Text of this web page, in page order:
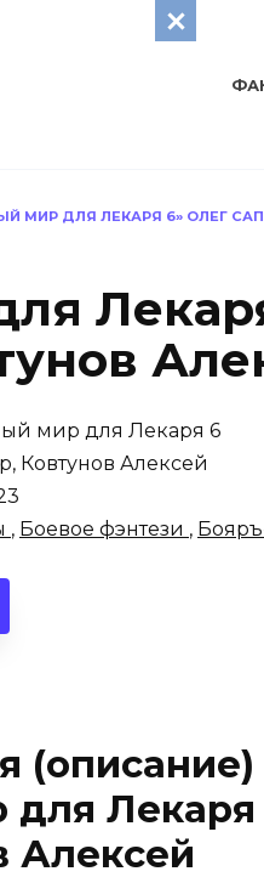
МИР ДЛЯ ЛЕКАРЯ 6» ОЛЕГ
мир для Лекаря 6
Ковтунов Алексей
, Боевое фэнтези ,
(описание)
Лекаря
Алексей